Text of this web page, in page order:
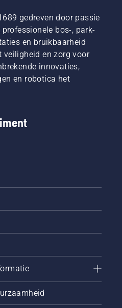
gedreven door passie
bos-, park-
en bruikbaarheid
veiligheid en zorg voor
innovaties,
en robotica het